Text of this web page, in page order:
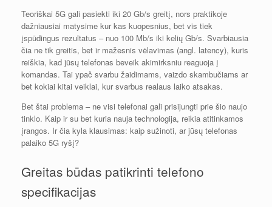
Teoriškai 5G gali pasiekti iki 20 Gb/s greitį, nors praktikoje
dažniausiai matysime kur kas kuopesnius, bet vis tiek
įspūdingus rezultatus – nuo 100 Mb/s iki kelių Gb/s. Svarbiausia
čia ne tik greitis, bet ir mažesnis vėlavimas (angl. latency), kuris
reiškia, kad jūsų telefonas beveik akimirksniu reaguoja į
komandas. Tai ypač svarbu žaidimams, vaizdo skambučiams ar
bet kokiai kitai veiklai, kur svarbus realaus laiko atsakas.
Bet štai problema – ne visi telefonai gali prisijungti prie šio naujo
tinklo. Kaip ir su bet kuria nauja technologija, reikia atitinkamos
įrangos. Ir čia kyla klausimas: kaip sužinoti, ar jūsų telefonas
palaiko 5G ryšį?
Greitas būdas patikrinti telefono
specifikacijas